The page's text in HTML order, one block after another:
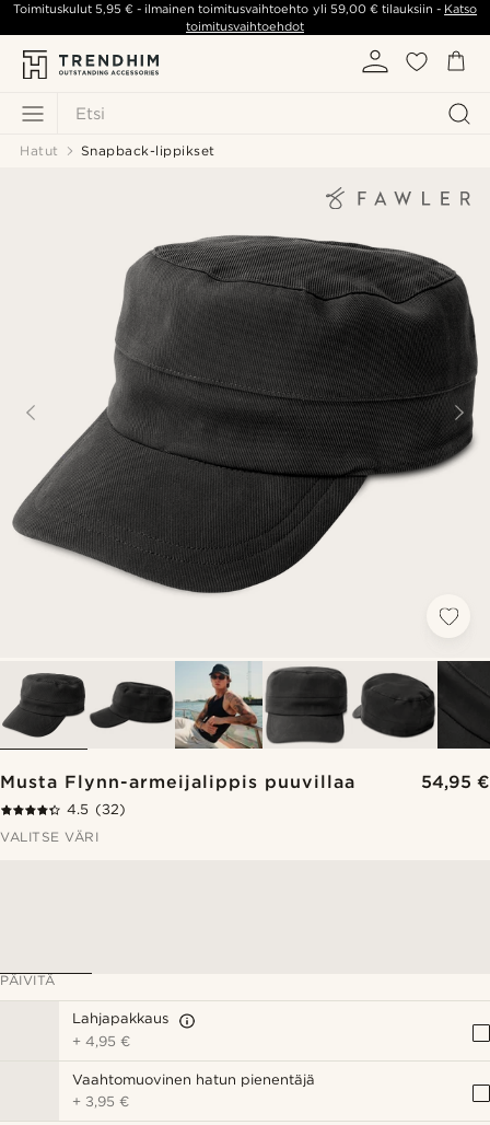
Etsi
Toimituskulut5,95 € - ilmainen toimitusvaihtoehto yli 59,00 €tilauksiin - Katso
toimitusvaihtoehdot
Hatut Snapback-lippikset
Musta Flynn-armeijalippis puuvillaa 54,95 €
4.5 (32)
VALITSE VÄRI
PÄIVITÄ
Lahjapakkaus
+4,95 €
Vaahtomuovinen hatun pienentäjä
+ 3,95 €